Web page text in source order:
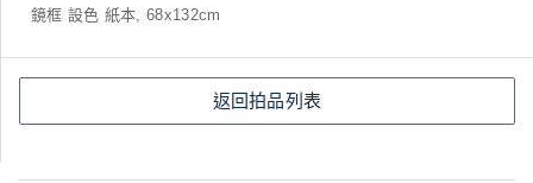
鏡框 設色 紙本, 68x132cm
返回拍品列表